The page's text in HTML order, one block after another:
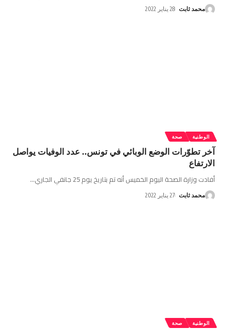
محمد ثابت 28 يناير 2022
الوطنية صحة
آخر تطوّرات الوضع الوبائي في تونس.. عدد الوفيات يواصل
الارتفاع
أفادت وزارة الصحة اليوم الخميس أنه تم بتاريخ يوم 25 جانفي الجاري …
محمد ثابت 27 يناير 2022
الوطنية صحة